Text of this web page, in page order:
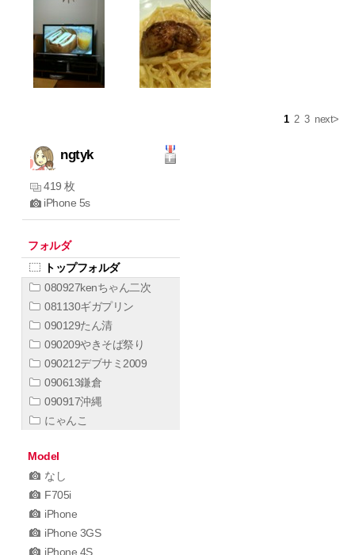
1 2 3 next>
ngtyk
419 枚
iPhone 5s
フォルダ
トップフォルダ
080927kenちゃん二次
081130ギガプリン
090129たん清
090209やきそば祭り
090212デブサミ2009
090613鎌倉
090917沖縄
にゃんこ
Model
なし
F705i
iPhone
iPhone 3GS
iPhone 4S